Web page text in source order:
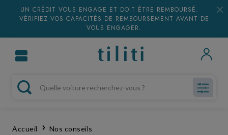
UN CRÉDIT VOUS ENGAGE ET DOIT ÊTRE REMBOURSÉ.
VÉRIFIEZ VOS CAPACITÉS DE REMBOURSEMENT AVANT DE
VOUS ENGAGER.
Accueil
Nos conseils